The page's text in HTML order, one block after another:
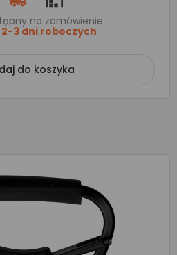
na zamówienie
2-3 dni roboczych
do koszyka